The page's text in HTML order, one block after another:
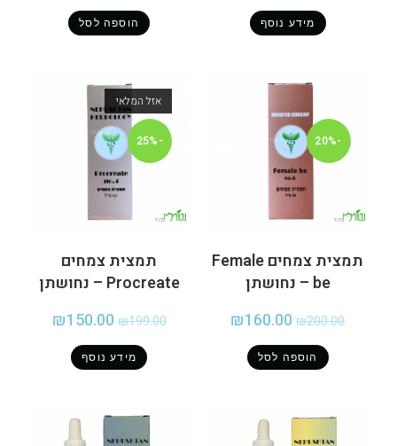
מידע נוסף הוספה לסל
-20%
תמצית צמחים Female
be – נחושתן
₪200.00
₪160.00
הוספה לסל
אזל המלאי
-25%
תמצית צמחים
Procreate – נחושתן
₪199.00
₪150.00
מידע נוסף